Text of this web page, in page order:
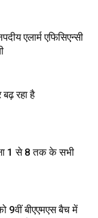
एलार्म एफिसिएन्सी
रहा है
1 से 8 तक के सभी
9वीं बीएएमएस बैच में